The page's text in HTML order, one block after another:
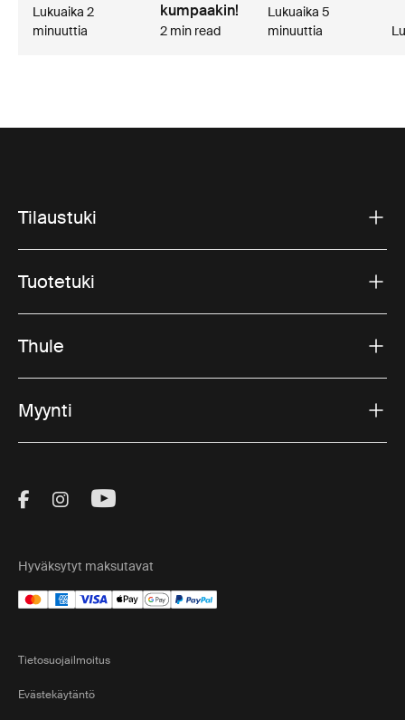
Lukuaika 2
minuuttia
kumpaakin!
2 min read
Lukuaika 5
minuuttia
Tilaustuki
Tuotetuki
Thule
Myynti
Visit Thule on Facebook (external link)
Visit Thule on Instagram (external link)
Visit Thule on Youtube (external
Hyväksytyt maksutavat
Tietosuojailmoitus
Evästekäytäntö